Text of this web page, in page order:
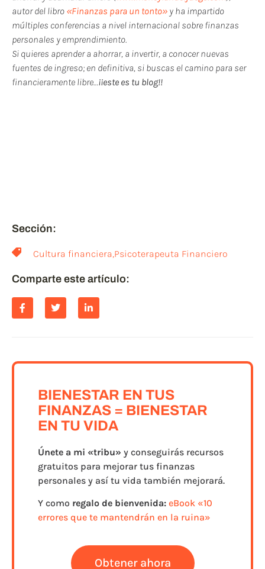
autor del libro «Finanzas para un tonto» y ha impartido
múltiples conferencias a nivel internacional sobre finanzas
personales y emprendimiento.
Si quieres aprender a ahorrar, a invertir, a conocer nuevas
fuentes de ingreso; en definitiva, si buscas el camino para ser
financieramente libre…¡¡este es tu blog!!
Sección:
Cultura financiera,Psicoterapeuta Financiero
Comparte este artículo:
BIENESTAR EN TUS
FINANZAS = BIENESTAR
EN TU VIDA
Únete a mi «tribu» y conseguirás recursos
gratuitos para mejorar tus finanzas
personales y así tu vida también mejorará.
Y como regalo de bienvenida: eBook «10
errores que te mantendrán en la ruina»
Obtener ahora